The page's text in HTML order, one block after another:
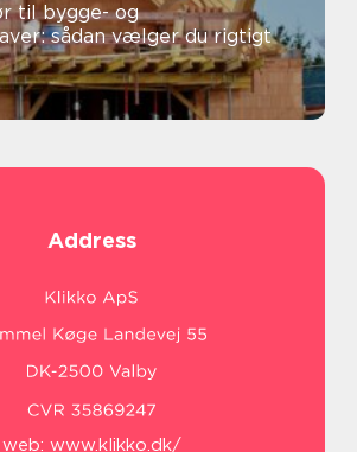
til bygge- og
sådan vælger du rigtigt
Address
web: www.klikko.dk/